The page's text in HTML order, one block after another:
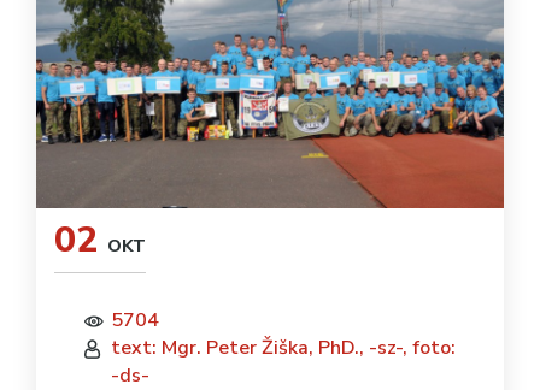
02 OKT
5704
text: Mgr. Peter Žiška, PhD., -sz-, foto:
-ds-